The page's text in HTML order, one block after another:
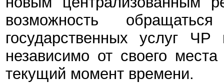
возможность
государственных услуг
независимо от своего
текущий момент времени.